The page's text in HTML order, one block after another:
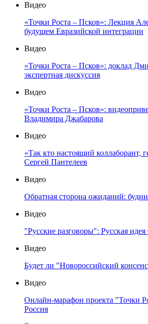
Видео
«Точки Роста – Псков»: Лекция
будущем Евразийской интеграции
Видео
«Точки Роста – Псков»: доклад
экспертная дискуссия
Видео
«Точки Роста – Псков»:
Владимира Джабарова
Видео
«Так кто настоящий коллаборант,
Сергей Пантелеев
Видео
Обратная сторона ожиданий:
Видео
"Русские разговоры": Русская
Видео
Будет ли "Новороссийский
Видео
Онлайн-марафон проекта "Точки
Россия